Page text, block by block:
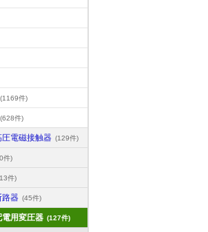
(1169件)
(628件)
電磁接触器 (129件)
件)
件)
路器 (45件)
電用変圧器 (127件)